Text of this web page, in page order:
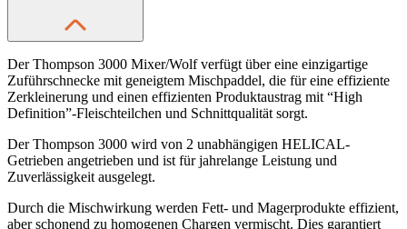
Der Thompson 3000 Mixer/Wolf verfügt über eine einzigartige
Zuführschnecke mit geneigtem Mischpaddel, die für eine effiziente
Zerkleinerung und einen effizienten Produktaustrag mit “High
Definition”-Fleischteilchen und Schnittqualität sorgt.
Der Thompson 3000 wird von 2 unabhängigen HELICAL-
Getrieben angetrieben und ist für jahrelange Leistung und
Zuverlässigkeit ausgelegt.
Durch die Mischwirkung werden Fett- und Magerprodukte effizient,
aber schonend zu homogenen Chargen vermischt. Dies garantiert